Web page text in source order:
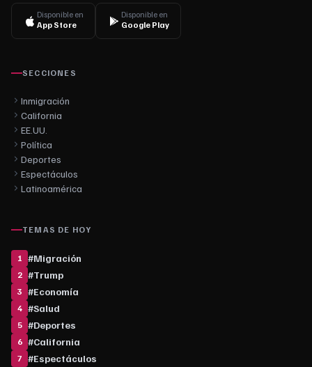
Disponible en
App Store
Disponible en
Google Play
SECCIONES
Inmigración
California
EE.UU.
Política
Deportes
Espectáculos
Latinoamérica
TEMAS DE HOY
1 #Migración
2 #Trump
3 #Economía
4 #Salud
5 #Deportes
6 #California
7 #Espectáculos